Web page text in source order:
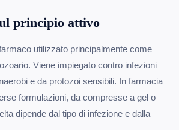
principio attivo
utilizzato principalmente come
Viene impiegato contro infezioni
e da protozoi sensibili. In farmacia
formulazioni, da compresse a gel o
dipende dal tipo di infezione e dalla